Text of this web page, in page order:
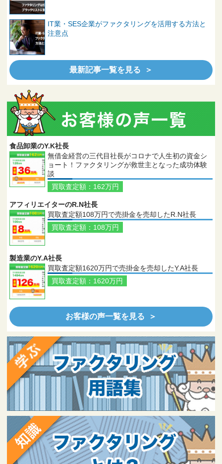
IT業・SES企業がファクタリングを活用する方法と
注意点
最新記事一覧を見る ＞
食品卸業のY.K社長
無借金経営の三代目社長がコロナで人生初の資金シ
ョート！ファクタリングが救世主となった成功体験
談
買取査定額：162万円
アフィリエイターのR.N社長
買取査定額108万円で売掛金を売却したR.N社長
買取査定額：108万円
製造業のY.A社長
買取査定額1620万円で売掛金を売却したY.A社長
買取査定額：1620万円
お客様の声一覧を見る ＞